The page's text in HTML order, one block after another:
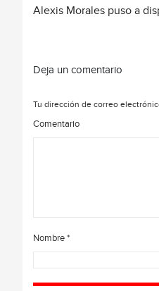
Alexis Morales puso a
Deja un comentario
Tu dirección de correo
Comentario
Nombre*